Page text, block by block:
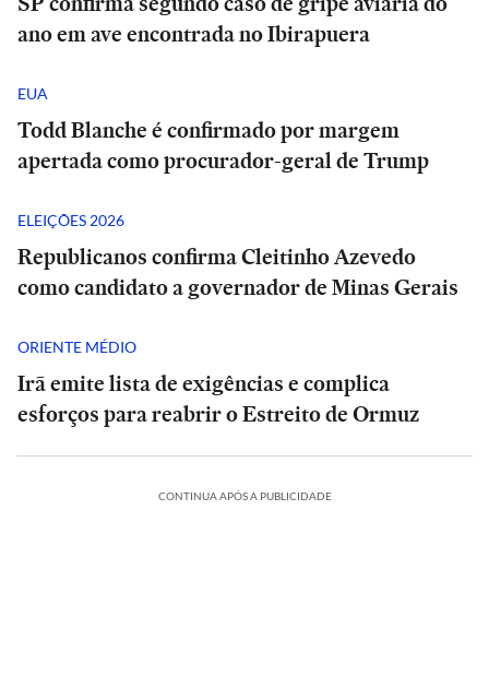
ano em ave encontrada no Ibirapuera
EUA
Todd Blanche é confirmado por margem
apertada como procurador-geral de Trump
ELEIÇÕES 2026
Republicanos confirma Cleitinho Azevedo
como candidato a governador de Minas Gerais
ORIENTE MÉDIO
Irã emite lista de exigências e complica
esforços para reabrir o Estreito de Ormuz
CONTINUA APÓS A PUBLICIDADE